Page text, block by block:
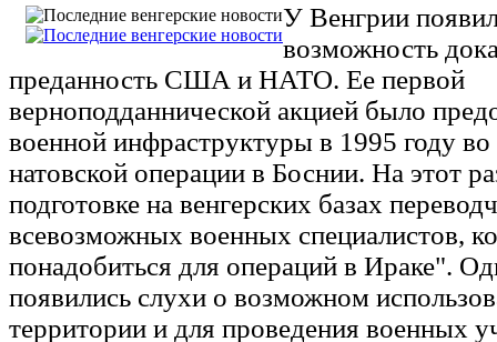
У Венгрии
возможность
преданность США и НАТО. Ее первой
верноподданнической акцией было
военной инфраструктуры в 1995 году
натовской операции в Боснии. На этот
подготовке на венгерских базах
всевозможных военных специалистов,
понадобиться для операций в Ираке".
появились слухи о возможном
территории и для проведения военных